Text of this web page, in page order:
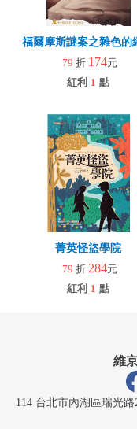
福爾摩斯謎案之雜色的
79 折 174元
紅利 1 點
菁英怪盜學院
79 折 284元
紅利 1 點
維
114 台北市內湖區瑞光路